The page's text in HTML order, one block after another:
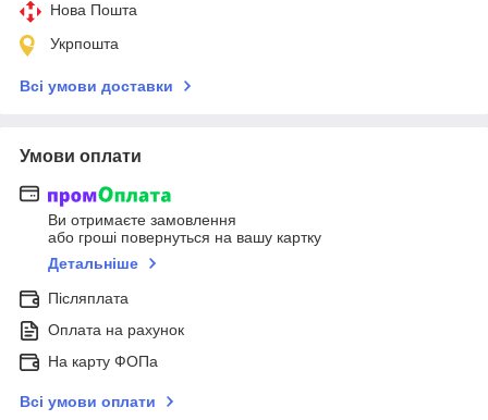
Нова Пошта
Укрпошта
Всі умови доставки
Умови оплати
Ви отримаєте замовлення
або гроші повернуться на вашу картку
Детальніше
Післяплата
Оплата на рахунок
На карту ФОПа
Всі умови оплати